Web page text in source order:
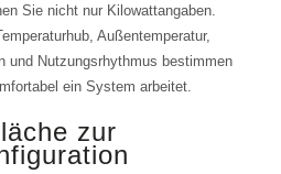
Sie nicht nur Kilowattangaben.
Außentemperatur,
und Nutzungsrhythmus bestimmen
ein System arbeitet.
zur